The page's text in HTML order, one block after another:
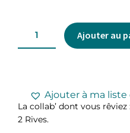
Ajouter au
Ajouter à ma liste
La collab’ dont vous
2 Rives.